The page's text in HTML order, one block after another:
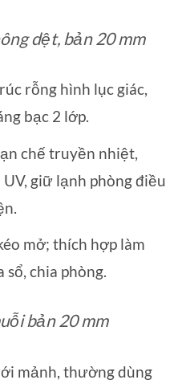
dệt, bản 20 mm
rỗng hình lục giác,
bạc 2 lớp.
chế truyền nhiệt,
giữ lạnh phòng điều
mở; thích hợp làm
sổ, chia phòng.
bản 20 mm
mảnh, thường dùng